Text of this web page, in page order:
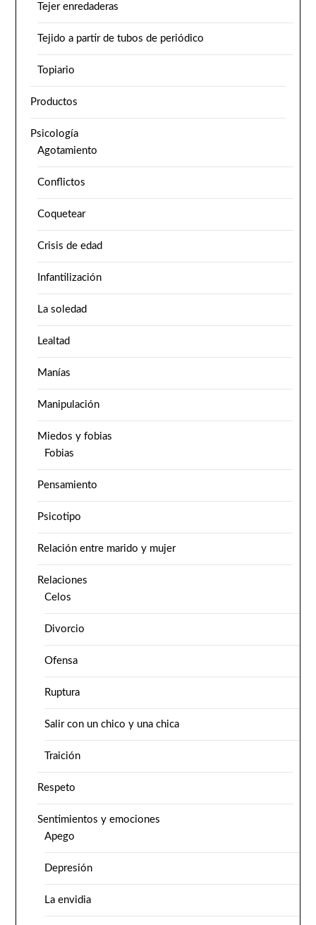
Tejer enredaderas
Tejido a partir de tubos de periódico
Topiario
Productos
Psicología
Agotamiento
Conflictos
Coquetear
Crisis de edad
Infantilización
La soledad
Lealtad
Manías
Manipulación
Miedos y fobias
Fobias
Pensamiento
Psicotipo
Relación entre marido y mujer
Relaciones
Celos
Divorcio
Ofensa
Ruptura
Salir con un chico y una chica
Traición
Respeto
Sentimientos y emociones
Apego
Depresión
La envidia